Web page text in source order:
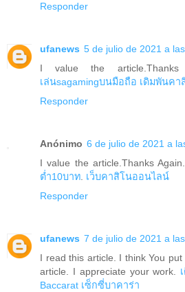
Responder
ufanews 5 de julio de 2021 a
I value the article.Thanks
เล่นsagamingบนมือถือ เดิมพันคา
Responder
Anónimo 6 de julio de 2021 a
I value the article.Thanks
ต่ำ10บาท เว็บคาสิโนออนไลน์
Responder
ufanews 7 de julio de 2021 a
I read this article. I think You
article. I appreciate your work.
Baccarat เซ็กซี่บาคาร่า